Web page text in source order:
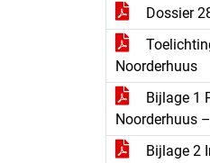
Dossier
Noorderhuus
Bijlage 1
Noorderhuus
Bijlage 2